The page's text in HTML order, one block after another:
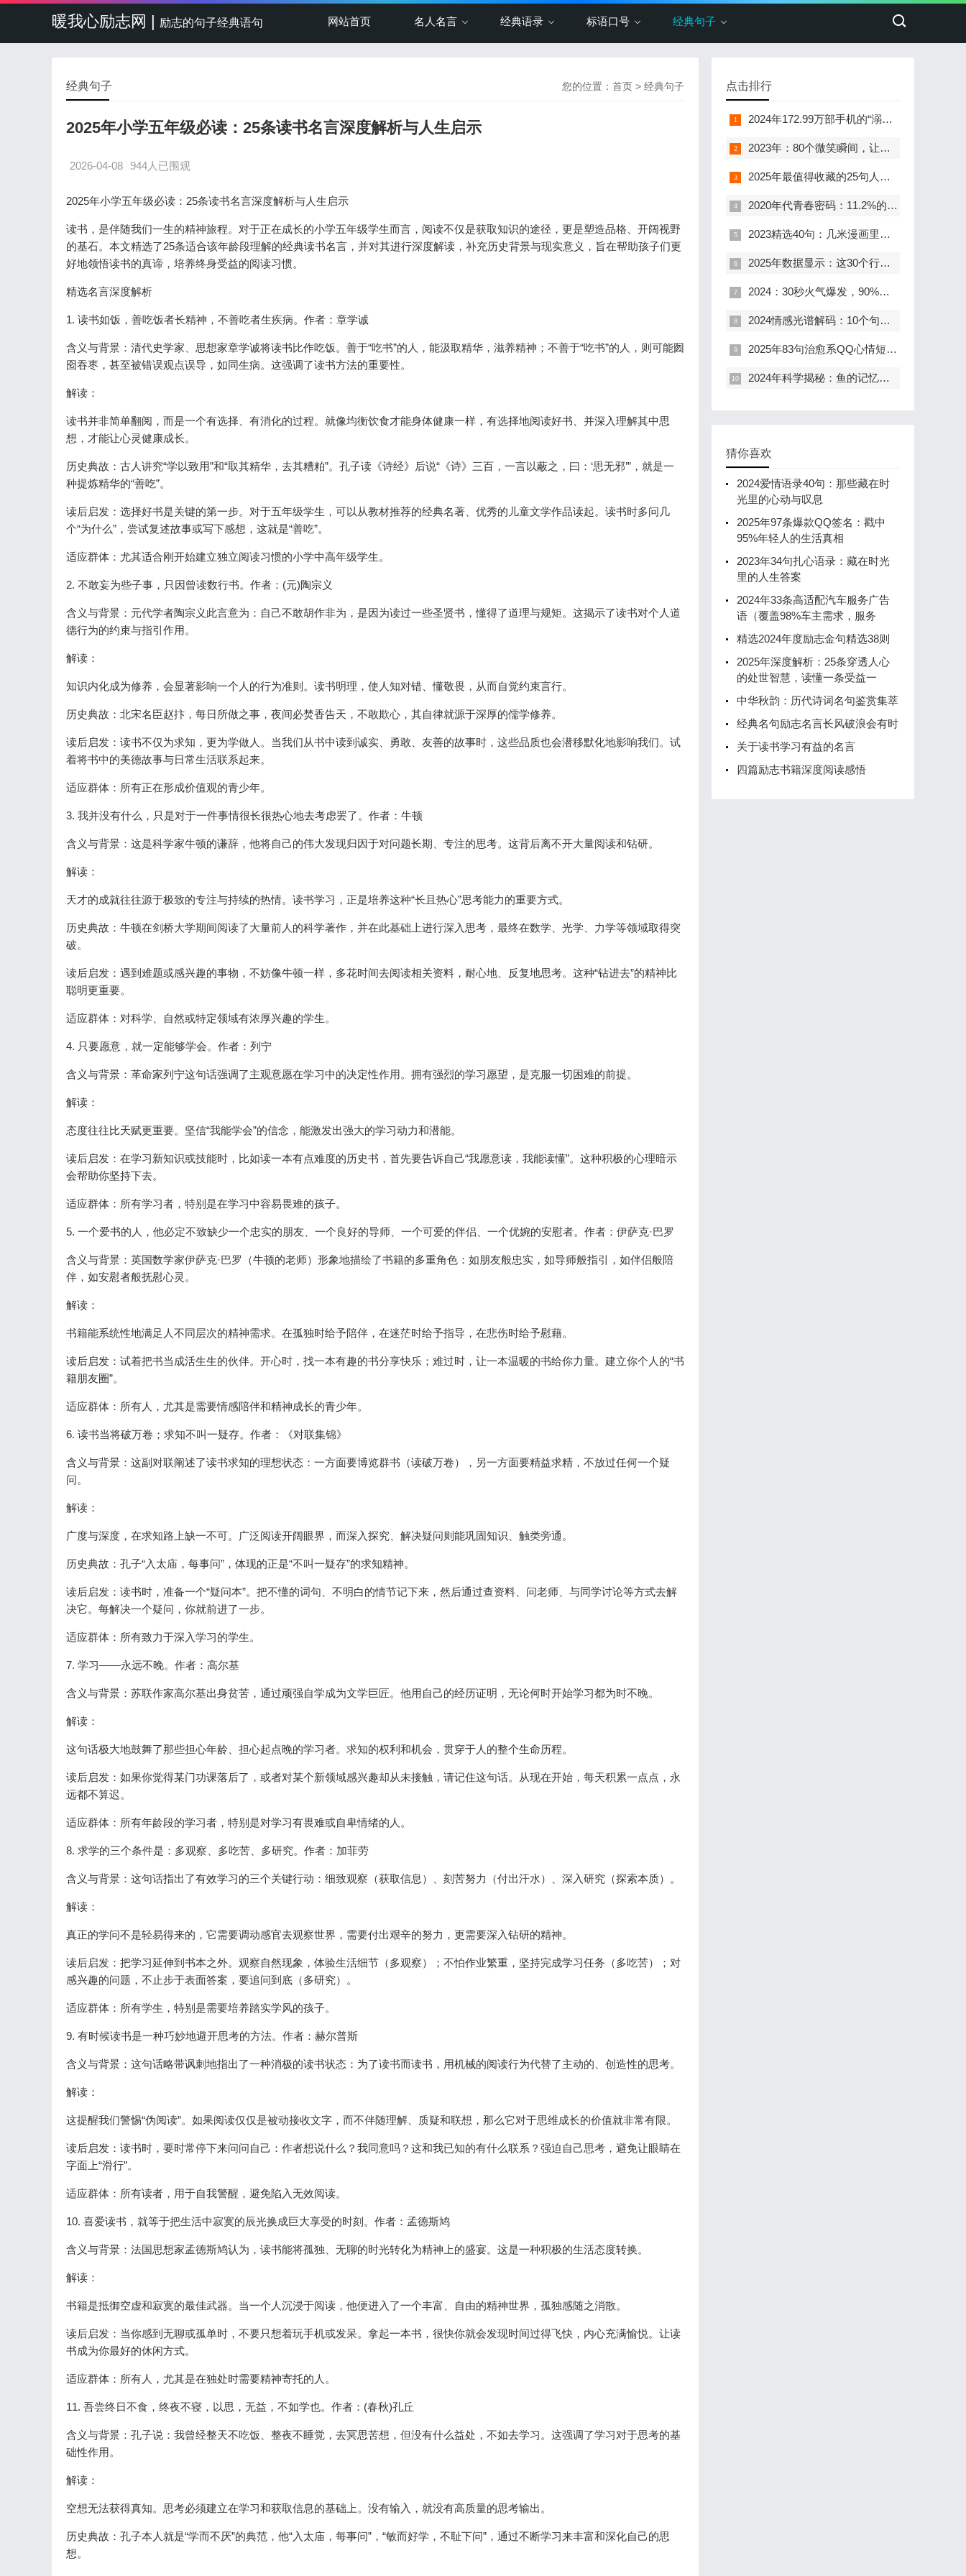
暖我心励志网 | 励志的句子经典语句 网站首页 名人名言 经典语录 标语口号 经典句子
您的位置： 首页 > 经典句子
经典句子
2025年小学五年级必读：25条读书名言深度解析与人生启示
2026-04-08 944人已围观
2025年小学五年级必读：25条读书名言深度解析与人生启示
读书，是伴随我们一生的精神旅程。对于正在成长的小学五年级学生而言，阅读不仅是获取知识的途径，更是塑造品格、开阔视野
的基石。本文精选了25条适合该年龄段理解的经典读书名言，并对其进行深度解读，补充历史背景与现实意义，旨在帮助孩子们更
好地领悟读书的真谛，培养终身受益的阅读习惯。
精选名言深度解析
1. 读书如饭，善吃饭者长精神，不善吃者生疾病。作者：章学诚
含义与背景：清代史学家、思想家章学诚将读书比作吃饭。善于“吃书”的人，能汲取精华，滋养精神；不善于“吃书”的人，则可能囫
囵吞枣，甚至被错误观点误导，如同生病。这强调了读书方法的重要性。
解读：
读书并非简单翻阅，而是一个有选择、有消化的过程。就像均衡饮食才能身体健康一样，有选择地阅读好书、并深入理解其中思
想，才能让心灵健康成长。
历史典故：古人讲究“学以致用”和“取其精华，去其糟粕”。孔子读《诗经》后说“《诗》三百，一言以蔽之，曰：‘思无邪’”，就是一
种提炼精华的“善吃”。
读后启发：选择好书是关键的第一步。对于五年级学生，可以从教材推荐的经典名著、优秀的儿童文学作品读起。读书时多问几
个“为什么”，尝试复述故事或写下感想，这就是“善吃”。
适应群体：尤其适合刚开始建立独立阅读习惯的小学中高年级学生。
2. 不敢妄为些子事，只因曾读数行书。作者：(元)陶宗义
含义与背景：元代学者陶宗义此言意为：自己不敢胡作非为，是因为读过一些圣贤书，懂得了道理与规矩。这揭示了读书对个人道
德行为的约束与指引作用。
解读：
知识内化成为修养，会显著影响一个人的行为准则。读书明理，使人知对错、懂敬畏，从而自觉约束言行。
历史典故：北宋名臣赵抃，每日所做之事，夜间必焚香告天，不敢欺心，其自律就源于深厚的儒学修养。
读后启发：读书不仅为求知，更为学做人。当我们从书中读到诚实、勇敢、友善的故事时，这些品质也会潜移默化地影响我们。试
着将书中的美德故事与日常生活联系起来。
适应群体：所有正在形成价值观的青少年。
3. 我并没有什么，只是对于一件事情很长很热心地去考虑罢了。作者：牛顿
含义与背景：这是科学家牛顿的谦辞，他将自己的伟大发现归因于对问题长期、专注的思考。这背后离不开大量阅读和钻研。
解读：
天才的成就往往源于极致的专注与持续的热情。读书学习，正是培养这种“长且热心”思考能力的重要方式。
历史典故：牛顿在剑桥大学期间阅读了大量前人的科学著作，并在此基础上进行深入思考，最终在数学、光学、力学等领域取得突
破。
读后启发：遇到难题或感兴趣的事物，不妨像牛顿一样，多花时间去阅读相关资料，耐心地、反复地思考。这种“钻进去”的精神比
聪明更重要。
适应群体：对科学、自然或特定领域有浓厚兴趣的学生。
4. 只要愿意，就一定能够学会。作者：列宁
含义与背景：革命家列宁这句话强调了主观意愿在学习中的决定性作用。拥有强烈的学习愿望，是克服一切困难的前提。
解读：
态度往往比天赋更重要。坚信“我能学会”的信念，能激发出强大的学习动力和潜能。
读后启发：在学习新知识或技能时，比如读一本有点难度的历史书，首先要告诉自己“我愿意读，我能读懂”。这种积极的心理暗示
会帮助你坚持下去。
适应群体：所有学习者，特别是在学习中容易畏难的孩子。
5. 一个爱书的人，他必定不致缺少一个忠实的朋友、一个良好的导师、一个可爱的伴侣、一个优婉的安慰者。作者：伊萨克·巴罗
含义与背景：英国数学家伊萨克·巴罗（牛顿的老师）形象地描绘了书籍的多重角色：如朋友般忠实，如导师般指引，如伴侣般陪
伴，如安慰者般抚慰心灵。
解读：
书籍能系统性地满足人不同层次的精神需求。在孤独时给予陪伴，在迷茫时给予指导，在悲伤时给予慰藉。
读后启发：试着把书当成活生生的伙伴。开心时，找一本有趣的书分享快乐；难过时，让一本温暖的书给你力量。建立你个人的“书
籍朋友圈”。
适应群体：所有人，尤其是需要情感陪伴和精神成长的青少年。
6. 读书当将破万卷；求知不叫一疑存。作者：《对联集锦》
含义与背景：这副对联阐述了读书求知的理想状态：一方面要博览群书（读破万卷），另一方面要精益求精，不放过任何一个疑
问。
解读：
广度与深度，在求知路上缺一不可。广泛阅读开阔眼界，而深入探究、解决疑问则能巩固知识、触类旁通。
历史典故：孔子“入太庙，每事问”，体现的正是“不叫一疑存”的求知精神。
读后启发：读书时，准备一个“疑问本”。把不懂的词句、不明白的情节记下来，然后通过查资料、问老师、与同学讨论等方式去解
决它。每解决一个疑问，你就前进了一步。
适应群体：所有致力于深入学习的学生。
7. 学习――永远不晚。作者：高尔基
含义与背景：苏联作家高尔基出身贫苦，通过顽强自学成为文学巨匠。他用自己的经历证明，无论何时开始学习都为时不晚。
解读：
这句话极大地鼓舞了那些担心年龄、担心起点晚的学习者。求知的权利和机会，贯穿于人的整个生命历程。
读后启发：如果你觉得某门功课落后了，或者对某个新领域感兴趣却从未接触，请记住这句话。从现在开始，每天积累一点点，永
远都不算迟。
适应群体：所有年龄段的学习者，特别是对学习有畏难或自卑情绪的人。
8. 求学的三个条件是：多观察、多吃苦、多研究。作者：加菲劳
含义与背景：这句话指出了有效学习的三个关键行动：细致观察（获取信息）、刻苦努力（付出汗水）、深入研究（探索本质）。
解读：
真正的学问不是轻易得来的，它需要调动感官去观察世界，需要付出艰辛的努力，更需要深入钻研的精神。
读后启发：把学习延伸到书本之外。观察自然现象，体验生活细节（多观察）；不怕作业繁重，坚持完成学习任务（多吃苦）；对
感兴趣的问题，不止步于表面答案，要追问到底（多研究）。
适应群体：所有学生，特别是需要培养踏实学风的孩子。
9. 有时候读书是一种巧妙地避开思考的方法。作者：赫尔普斯
含义与背景：这句话略带讽刺地指出了一种消极的读书状态：为了读书而读书，用机械的阅读行为代替了主动的、创造性的思考。
解读：
这提醒我们警惕“伪阅读”。如果阅读仅仅是被动接收文字，而不伴随理解、质疑和联想，那么它对于思维成长的价值就非常有限。
读后启发：读书时，要时常停下来问问自己：作者想说什么？我同意吗？这和我已知的有什么联系？强迫自己思考，避免让眼睛在
字面上“滑行”。
适应群体：所有读者，用于自我警醒，避免陷入无效阅读。
10. 喜爱读书，就等于把生活中寂寞的辰光换成巨大享受的时刻。作者：孟德斯鸠
含义与背景：法国思想家孟德斯鸠认为，读书能将孤独、无聊的时光转化为精神上的盛宴。这是一种积极的生活态度转换。
解读：
书籍是抵御空虚和寂寞的最佳武器。当一个人沉浸于阅读，他便进入了一个丰富、自由的精神世界，孤独感随之消散。
读后启发：当你感到无聊或孤单时，不要只想着玩手机或发呆。拿起一本书，很快你就会发现时间过得飞快，内心充满愉悦。让读
书成为你最好的休闲方式。
适应群体：所有人，尤其是在独处时需要精神寄托的人。
11. 吾尝终日不食，终夜不寝，以思，无益，不如学也。作者：(春秋)孔丘
含义与背景：孔子说：我曾经整天不吃饭、整夜不睡觉，去冥思苦想，但没有什么益处，不如去学习。这强调了学习对于思考的基
础性作用。
解读：
空想无法获得真知。思考必须建立在学习和获取信息的基础上。没有输入，就没有高质量的思考输出。
历史典故：孔子本人就是“学而不厌”的典范，他“入太庙，每事问”，“敏而好学，不耻下问”，通过不断学习来丰富和深化自己的思
想。
点击排行
2024年172.99万部手机的“溺水”心声：那些年我们与水的不解之缘
2023年：80个微笑瞬间，让快乐触手可及
2025年最值得收藏的25句人生格言：数据揭示，超90%的成功者都以此为信条
2020年代青春密码：11.2%的黄金时光与永不褪色的心灵诗篇
2023精选40句：几米漫画里的生命寓言——每一句都藏着成年人的温柔解药
2025年数据显示：这30个行动法则，让你的人生像开了加速器
2024：30秒火气爆发，90%人后悔——坏脾气的30个致命真相
2024情感光谱解码：10个句子，映照千万人心的爱恋形态与成长轨迹
2025年83句治愈系QQ心情短语：覆盖90%年轻人的情绪共鸣
2024年科学揭秘：鱼的记忆长达1个月，为何50句爱情名言仍执着于7秒遗忘的浪漫谎言？
猜你喜欢
2024爱情语录40句：那些藏在时
光里的心动与叹息
2025年97条爆款QQ签名：戳中
95%年轻人的生活真相
2023年34句扎心语录：藏在时光
里的人生答案
2024年33条高适配汽车服务广告
语（覆盖98%车主需求，服务
精选2024年度励志金句精选38则
2025年深度解析：25条穿透人心
的处世智慧，读懂一条受益一
中华秋韵：历代诗词名句鉴赏集萃
经典名句励志名言长风破浪会有时
关于读书学习有益的名言
四篇励志书籍深度阅读感悟